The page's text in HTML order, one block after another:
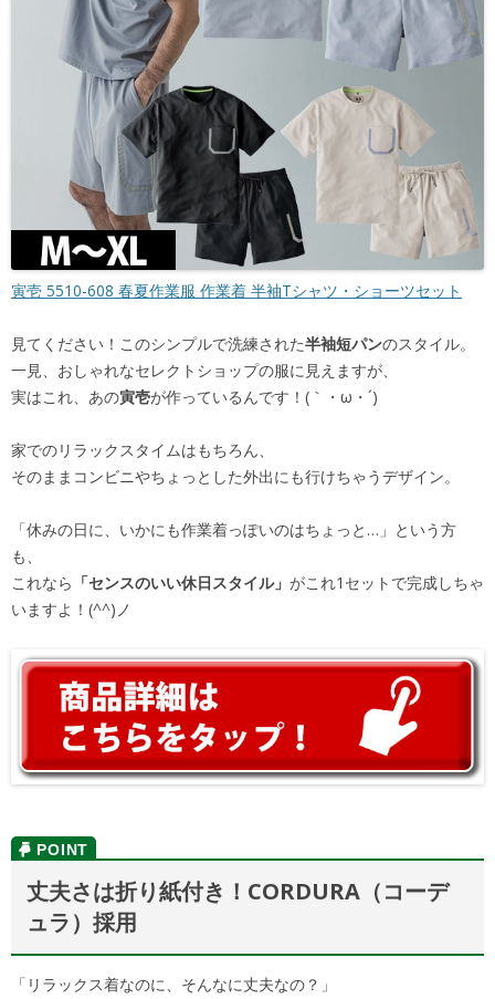
寅壱 5510-608 春夏作業服 作業着 半袖Tシャツ・ショーツセット
見てください！このシンプルで洗練された半袖短パンのスタイル。
一見、おしゃれなセレクトショップの服に見えますが、
実はこれ、あの寅壱が作っているんです！(｀・ω・´)
家でのリラックスタイムはもちろん、
そのままコンビニやちょっとした外出にも行けちゃうデザイン。
「休みの日に、いかにも作業着っぽいのはちょっと…」という方
も、
これなら 「センスのいい休日スタイル」 がこれ1セットで完成しちゃ
いますよ！(^^)ノ
丈夫さは折り紙付き！CORDURA（コーデ
ュラ）採用
「リラックス着なのに、そんなに丈夫なの？」